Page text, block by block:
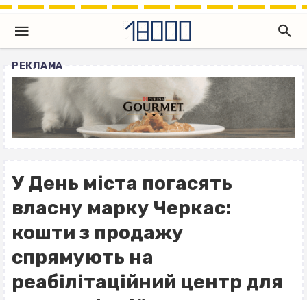
РЕКЛАМА
У День міста погасять
власну марку Черкас:
кошти з продажу
спрямують на
реабілітаційний центр для